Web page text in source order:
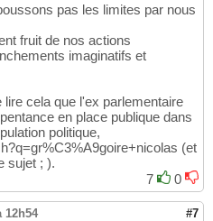
pas les limites par nous
fruit de nos actions
imaginatifs et
cela que l'ex parlementaire
en place publique dans
politique,
(et
sujet ; ).
7
0
12h54 #7